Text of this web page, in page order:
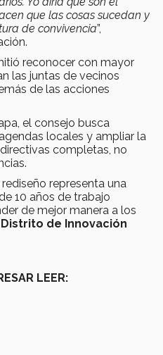
que las cosas sucedan y
de convivencia”,
reconocer con mayor
las juntas de vecinos
de las acciones
el consejo busca
locales y ampliar la
completas, no
representa una
10 años de trabajo
de mejor manera a los
Distrito de Innovación
LEER: